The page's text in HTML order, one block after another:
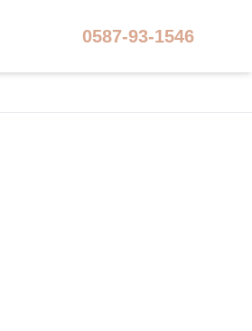
0587-93-1546